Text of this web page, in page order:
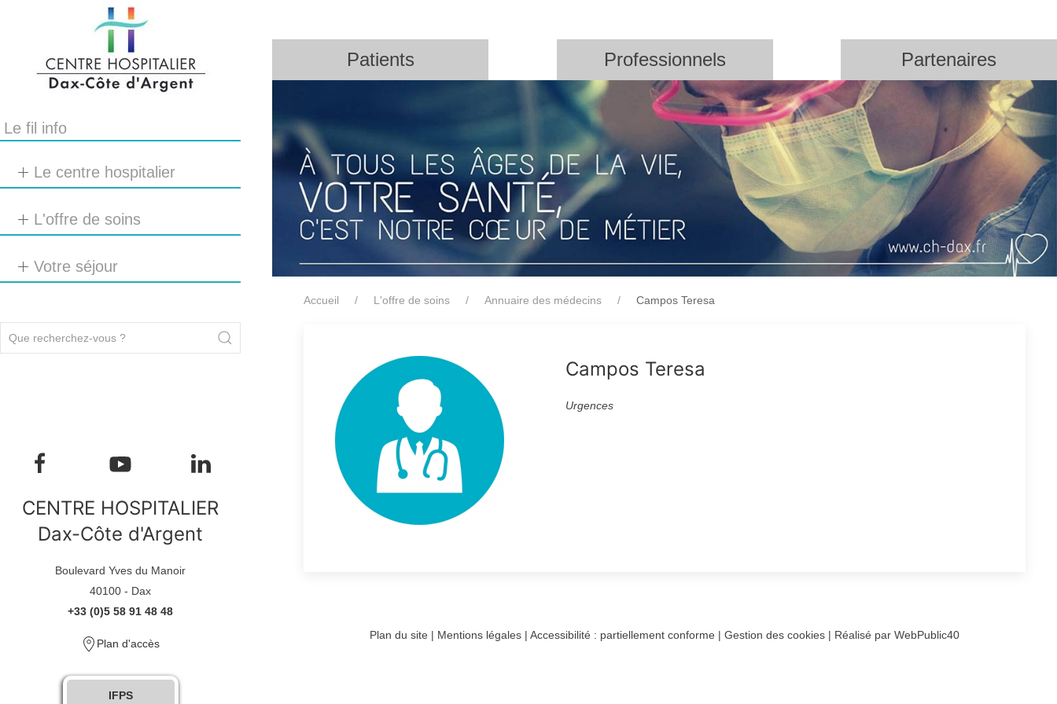
Le fil info
Le centre hospitalier
L'offre de soins
Votre séjour
CENTRE HOSPITALIER
Dax-Côte d'Argent
Boulevard Yves du Manoir
40100 - Dax
+33 (0)5 58 91 48 48
Plan d'accès
IFPS
Patients Professionnels Partenaires
Accueil L'offre de soins Annuaire des médecins Campos Teresa
Campos Teresa
Urgences
Plan du site | Mentions légales | Accessibilité : partiellement conforme | Gestion des cookies | Réalisé par WebPublic40